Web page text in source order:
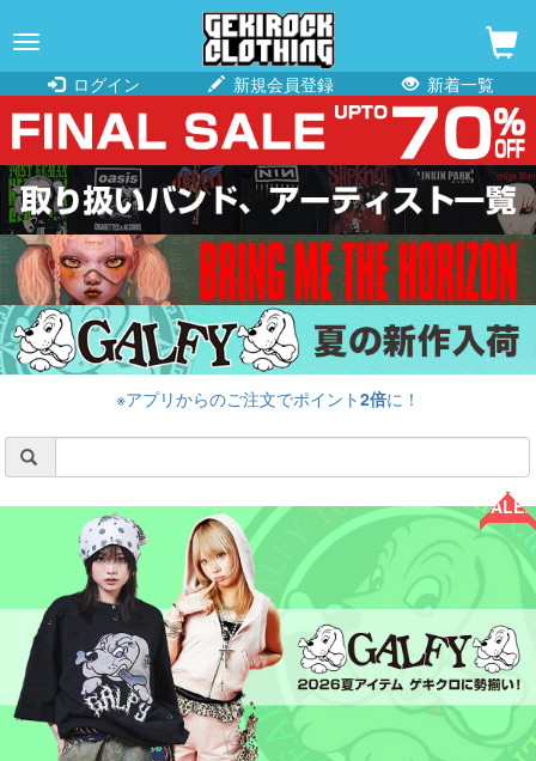
navigation
ログイン
新規会員登録 新着一覧
※アプリからのご注文でポイント2倍に！
SALE!!
SALE!!
SALE!!
SALE!!
SALE!!
SALE!!
SALE!!
SALE!!
SALE!!
SALE!!
SALE!!
SALE!!